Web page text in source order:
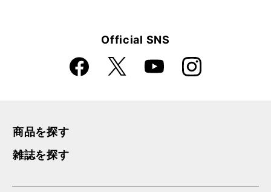
Official SNS
Faceboo
k
X YouTube Instagra
m
商品を探す
雑誌を探す